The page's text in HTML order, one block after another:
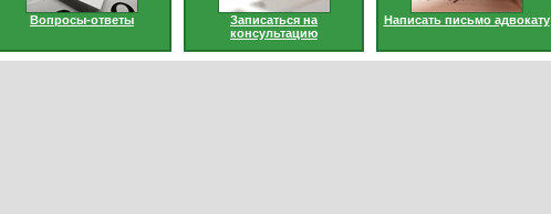
Вопросы-ответы
Записаться на
консультацию
Написать письмо адвокату